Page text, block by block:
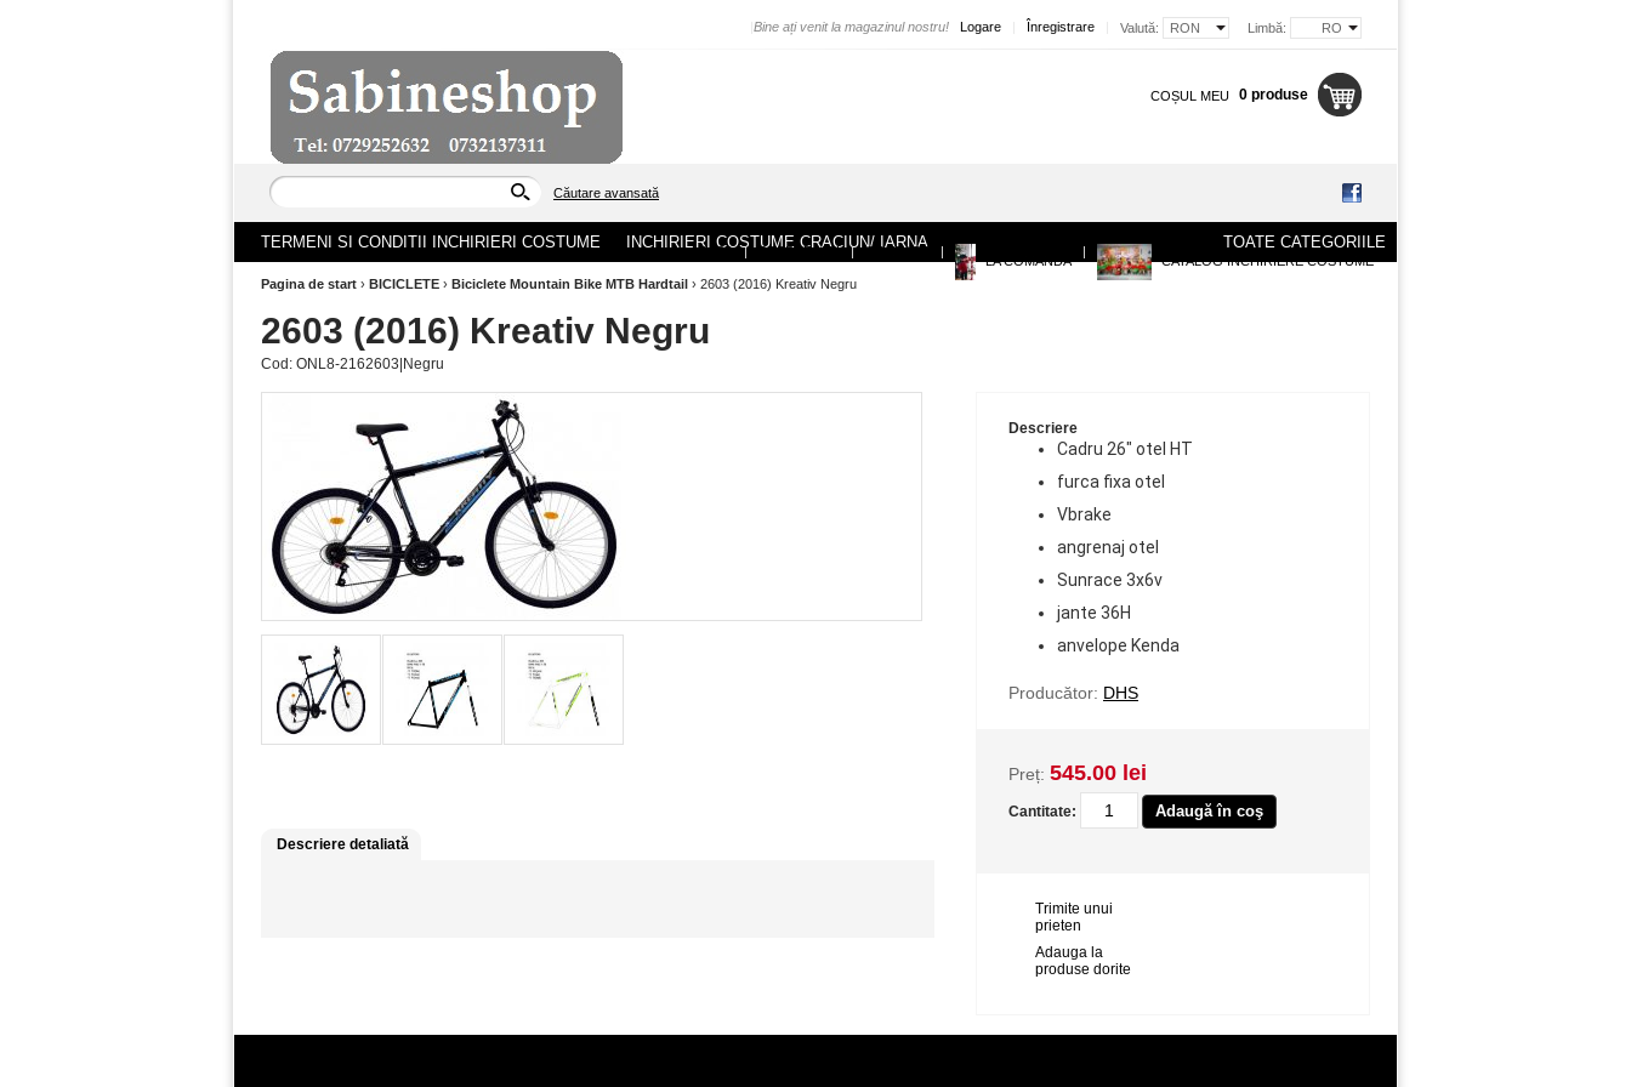
Limbă: RO
Valută: RON
Logare Înregistrare
Bine ați venit la magazinul nostru!
COȘUL MEU 0 produse
Căutare avansată
ACASA | DESPRE NOI | CONTACT |
LA COMANDA
|
CATALOG INCHIRIERE COSTUME
TERMENI SI CONDITII INCHIRIERI COSTUME INCHIRIERI COSTUME CRACIUN/ IARNA TOATE CATEGORIILE
Pagina de start › BICICLETE › Biciclete Mountain Bike MTB Hardtail › 2603 (2016) Kreativ Negru
2603 (2016) Kreativ Negru
Cod: ONL8-2162603|Negru
Descriere
Cadru 26" otel HT
furca fixa otel
Vbrake
angrenaj otel
Sunrace 3x6v
jante 36H
anvelope Kenda
Producător: DHS
Preț: 545.00 lei
Cantitate:
Trimite unui
prieten
Adauga la
produse dorite
Descriere detaliată